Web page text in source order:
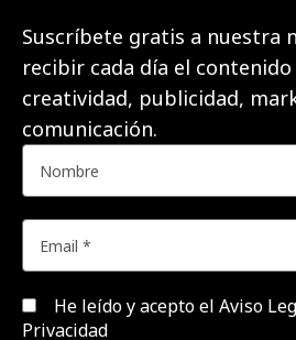
Suscríbete gratis a nuestra
recibir cada día el
creatividad, publicidad,
comunicación.
He leído y acepto el Aviso
Privacidad